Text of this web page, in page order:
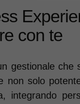
con te
gestionale che
non solo
integrando